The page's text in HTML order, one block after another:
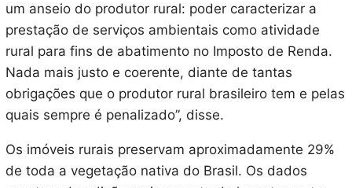
um anseio do produtor rural: poder caracterizar a
prestação de serviços ambientais como atividade
rural para fins de abatimento no Imposto de Renda.
Nada mais justo e coerente, diante de tantas
obrigações que o produtor rural brasileiro tem e pelas
quais sempre é penalizado”, disse.
Os imóveis rurais preservam aproximadamente 29%
de toda a vegetação nativa do Brasil. Os dados